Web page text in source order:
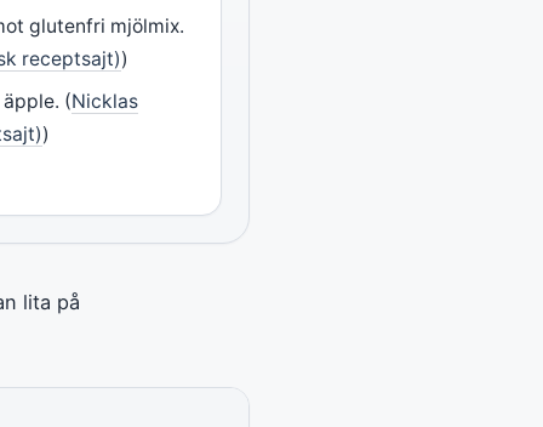
glutenfri mjölmix.
receptsajt))
(Nicklas
)
lita på